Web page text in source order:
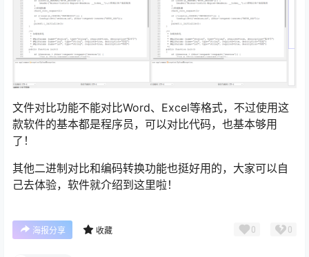
文件对比功能不能对比Word、Excel等格式，不过使用这
款软件的基本都是程序员，可以对比代码，也基本够用
了！
其他二进制对比和编码转换功能也挺好用的，大家可以自
己去体验，软件就介绍到这里啦！
海报分享 收藏 0 0